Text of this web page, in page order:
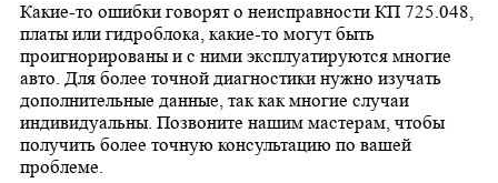
Какие-то ошибки говорят о неисправности КП 725.048,
платы или гидроблока, какие-то могут быть
проигнорированы и с ними эксплуатируются многие
авто. Для более точной диагностики нужно изучать
дополнительные данные, так как многие случаи
индивидуальны. Позвоните нашим мастерам, чтобы
получить более точную консультацию по вашей
проблеме.